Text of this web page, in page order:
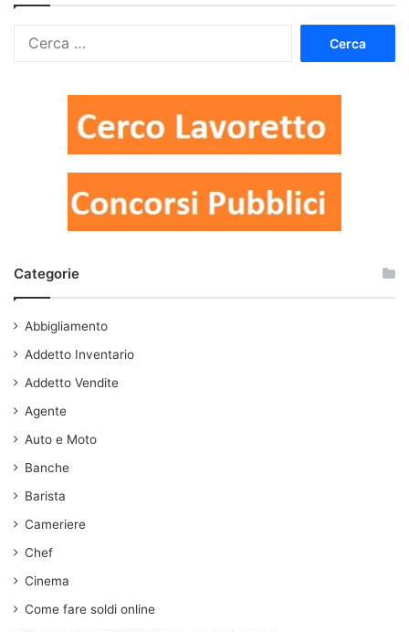
Categorie
Abbigliamento
Addetto Inventario
Addetto Vendite
Agente
Auto e Moto
Banche
Barista
Cameriere
Chef
Cinema
Come fare soldi online